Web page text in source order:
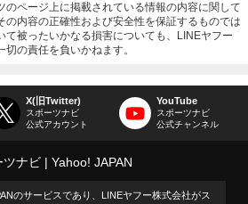
のページ上に掲載されている情報の内容に関して
の内容の正確性および安全性を保証するものでは
て被ったいかなる損害についても、LINEヤフー
の責任を負いかねます。
X(旧Twitter)
スポーツナビ
公式アカウント
YouTube
スポーツナビ
公式チャンネル
ツナビ Yahoo! JAPAN
のサービスであり、LINEヤフー株式会社がス